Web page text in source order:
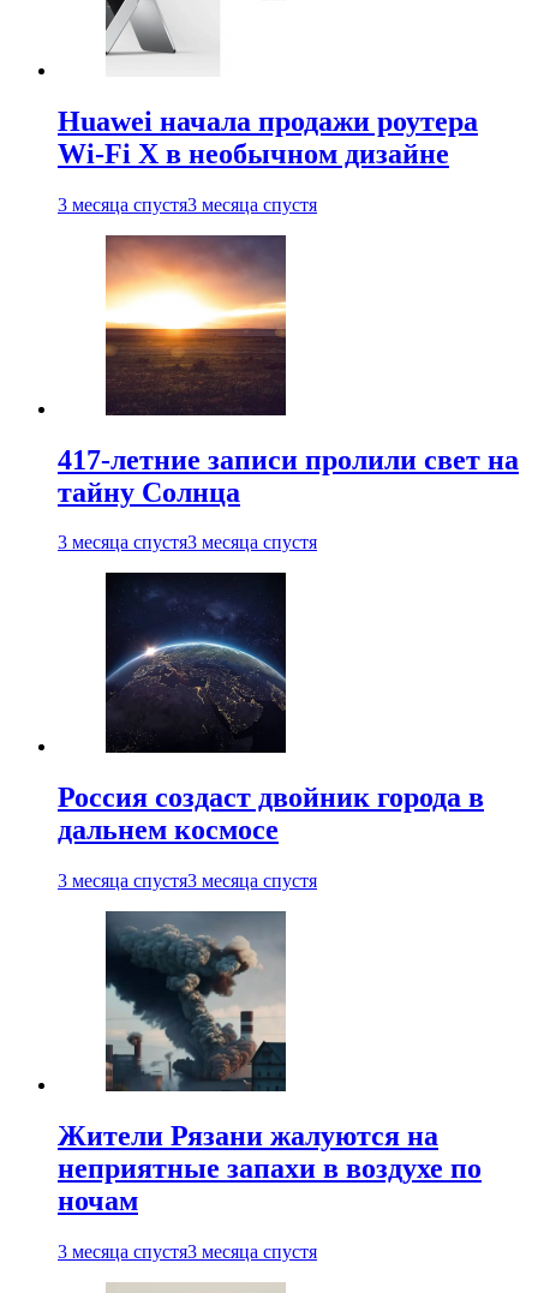
Huawei начала продажи роутера
Wi-Fi X в необычном дизайне
3 месяца спустя3 месяца спустя
417-летние записи пролили свет на
тайну Солнца
3 месяца спустя3 месяца спустя
Россия создаст двойник города в
дальнем космосе
3 месяца спустя3 месяца спустя
Жители Рязани жалуются на
неприятные запахи в воздухе по
ночам
3 месяца спустя3 месяца спустя